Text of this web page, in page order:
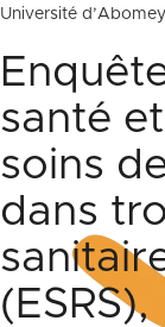
Université
santé
soins
dans